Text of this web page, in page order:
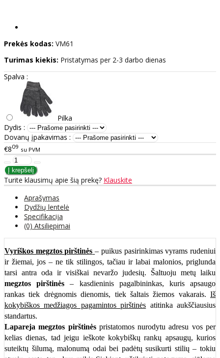
Prekės kodas: VM61
Turimas kiekis: Pristatymas per 2-3 darbo dienas
Spalva :
Pilka
Dydis :
Dovanų įpakavimas :
€809 su PVM
Turite klausimų apie šią prekę? Klauskite
Aprašymas
Dydžių lentelė
Specifikacija
(0) Atsiliepimai
Vyriškos megztos pirštinės – puikus pasirinkimas vyrams rudeniui
ir žiemai, jos – ne tik stilingos, tačiau ir labai malonios, priglunda
tarsi antra oda ir visiškai nevaržo judesių. Šaltuoju metų laiku
megztos pirštinės – kasdieninis pagalbininkas, kuris apsaugo
rankas tiek drėgnomis dienomis, tiek šaltais žiemos vakarais. Iš
kokybiškos medžiagos pagamintos pirštinės atitinka aukščiausius
standartus.
Lapareja megztos pirštinės pristatomos nurodytu adresu vos per
kelias dienas, tad jeigu ieškote kokybiškų rankų apsaugų, kurios
suteiktų šilumą, malonumą odai bei padėtų susikurti stilių – tokiu